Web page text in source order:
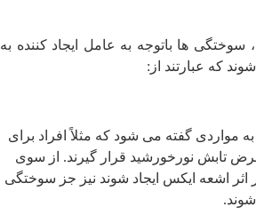
ها باتوجه به عامل ایجاد کننده به
که عبارتند از:
مواردی گفته می شود که مثلاً افراد برای
تابش نورخورشید قرار گیرند. از سوی
اشعه ایکس ایجاد شوند نیز جز سوختگی